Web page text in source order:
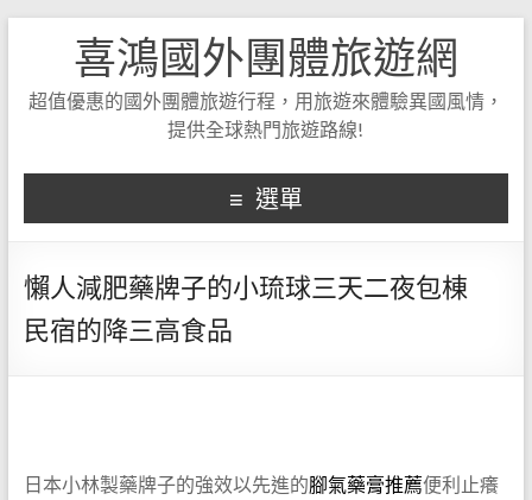
喜鴻國外團體旅遊網
超值優惠的國外團體旅遊行程，用旅遊來體驗異國風情，
提供全球熱門旅遊路線!
選單
懶人減肥藥牌子的小琉球三天二夜包棟
民宿的降三高食品
日本小林製藥牌子的強效以先進的腳氣藥膏推薦便利止癢